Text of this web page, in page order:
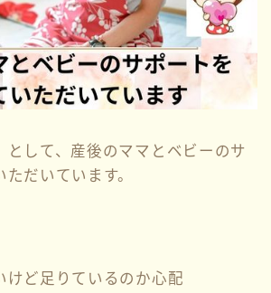
として、産後のママとベビーのサ
だいています。
ど足りているのか心配